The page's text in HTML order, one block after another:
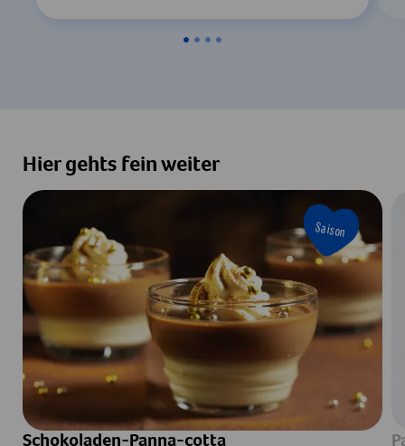
Hier gehts fein weiter
Saison
Schokoladen-Panna-cotta